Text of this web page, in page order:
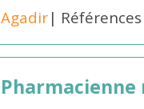
Agadir|